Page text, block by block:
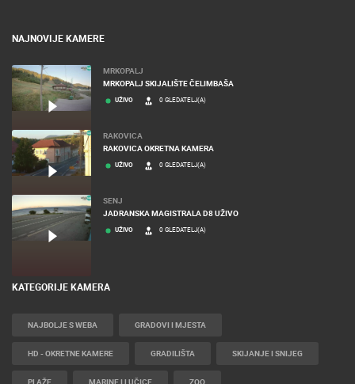
NAJNOVIJE KAMERE
MRKOPALJ
MRKOPALJ SKIJALIŠTE ČELIMBAŠA
UŽIVO 0 GLEDATELJ(A)
RAKOVICA
RAKOVICA OKRETNA KAMERA
UŽIVO 0 GLEDATELJ(A)
SENJ
JADRANSKA MAGISTRALA D8 UŽIVO
UŽIVO 0 GLEDATELJ(A)
KATEGORIJE KAMERA
NAJBOLJE S WEBA GRADOVI I MJESTA
HD - OKRETNE KAMERE GRADILIŠTA SKIJANJE I SNIJEG
PLAŽE MARINE I LUČICE ZOO